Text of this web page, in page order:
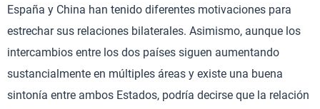
España y China han tenido diferentes motivaciones para
estrechar sus relaciones bilaterales. Asimismo, aunque los
intercambios entre los dos países siguen aumentando
sustancialmente en múltiples áreas y existe una buena
sintonía entre ambos Estados, podría decirse que la relación